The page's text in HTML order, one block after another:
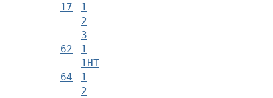
17
1
2
3
62
1
1НТ
64
1
2